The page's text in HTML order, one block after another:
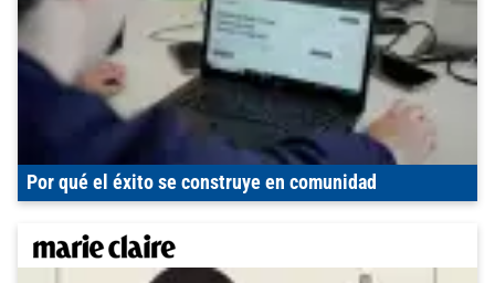
Por qué el éxito se construye en comunidad